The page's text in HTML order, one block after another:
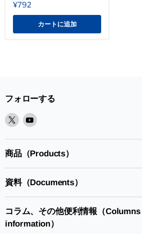
¥792
カートに追加
フォローする
X
見
つ
く
い
Youtube
見
つ
く
い
商品（Products）
資料（Documents）
コラム、その他便利情報（
information）